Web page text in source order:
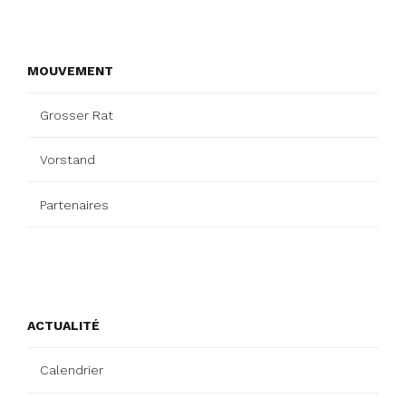
MOUVEMENT
Grosser Rat
Vorstand
Partenaires
ACTUALITÉ
Calendrier